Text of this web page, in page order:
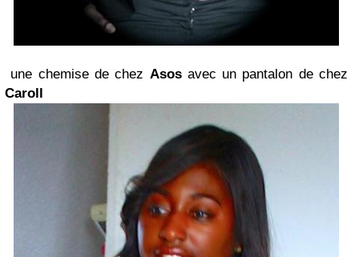
une chemise de chez Asosavec un pantalon de chez
Caroll